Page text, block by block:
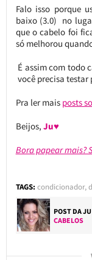
Falo isso porque
baixo (3.0) no
que o cabelo foi
só melhorou
É assim com todo
você precisa testar
Pra ler mais posts
Beijos, Ju♥
Bora papear mais?
TAGS: condicionador,
POST DAJU
CABELOS